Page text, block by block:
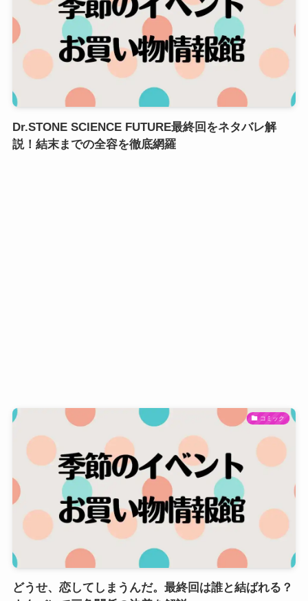
Dr.STONE SCIENCE FUTURE最終回をネタバレ解
説！結末までの全容を徹底網羅
コミック
どうせ、恋してしまうんだ。最終回は誰と結ばれる？